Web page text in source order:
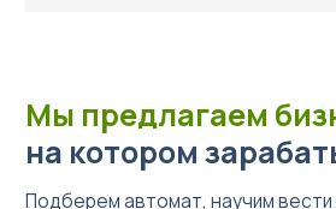
Мы предлагаем
на котором
Подберем автомат, научим вести